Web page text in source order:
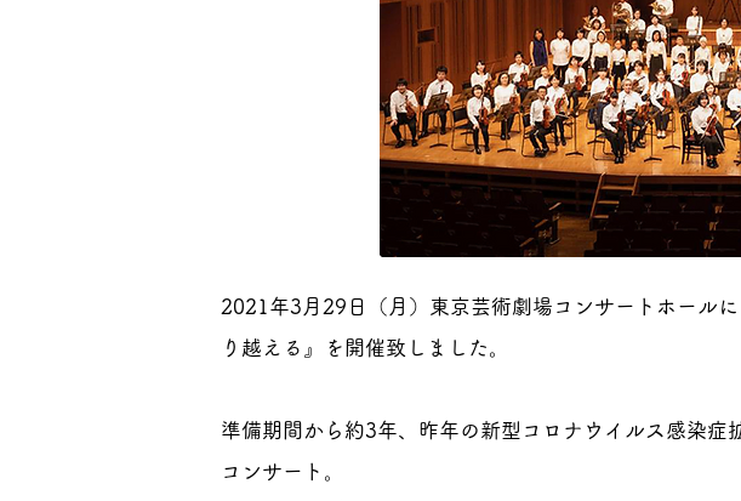
2021年3月29日（月）東京芸術劇場コンサートホール
り越える』を開催致しました。
準備期間から約3年、昨年の新型コロナウイルス感染
コンサート。